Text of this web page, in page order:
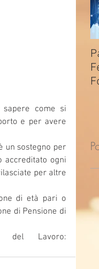
come si
e per avere
un sostegno per
accreditato ogni
per altre
di età pari o
di Pensione di